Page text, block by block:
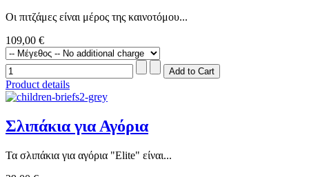
Οι πιτζάμες είναι μέρος της καινοτόμου...
109,00 €
Product details
Σλιπάκια για Αγόρια
Τα σλιπάκια για αγόρια "Elite" είναι...